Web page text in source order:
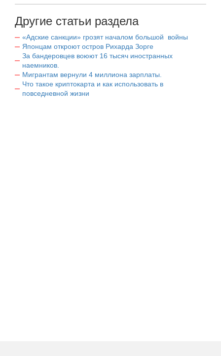
Другие статьи раздела
«Адские санкции» грозят началом большой войны
Японцам откроют остров Рихарда Зорге
За бандеровцев воюют 16 тысяч иностранных
наемников.
Мигрантам вернули 4 миллиона зарплаты.
Что такое криптокарта и как использовать в
повседневной жизни